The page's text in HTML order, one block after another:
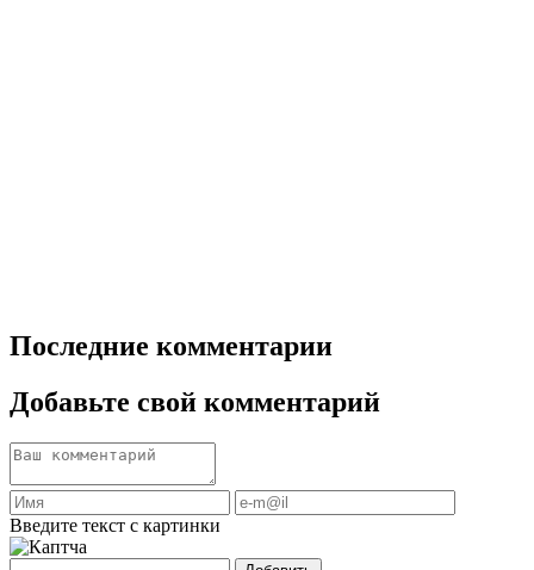
Последние комментарии
Добавьте свой комментарий
Введите текст с картинки